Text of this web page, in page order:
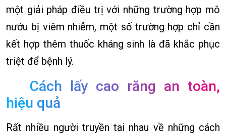
một giải pháp điều trị với những trường hợp mô
nướu bị viêm nhiễm, một số trường hợp chỉ cần
kết hợp thêm thuốc kháng sinh là đã khắc phục
triệt để bệnh lý.
Cách lấy cao răng an toàn,
hiệu quả
Rất nhiều người truyền tai nhau về những cách